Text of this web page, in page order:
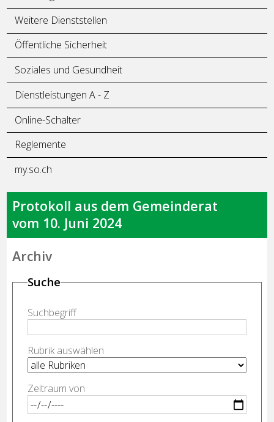
Weitere Dienststellen
Öffentliche Sicherheit
Soziales und Gesundheit
Dienstleistungen A - Z
Online-Schalter
Reglemente
my.so.ch
Protokoll aus dem Gemeinderat
vom 10. Juni 2024
Archiv
Suche
Suchbegriff
Rubrik auswählen
Zeitraum von